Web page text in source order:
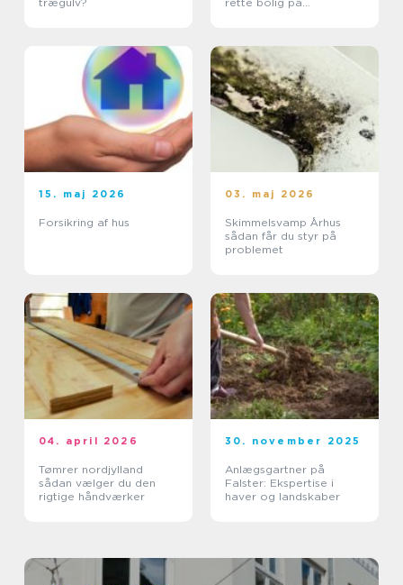
15. maj 2026
Forsikring af hus
03. maj 2026
Skimmelsvamp Århus
sådan får du styr på
problemet
04. april 2026
Tømrer nordjylland
sådan vælger du den
rigtige håndværker
30. november 2025
Anlægsgartner på
Falster: Ekspertise i
haver og landskaber